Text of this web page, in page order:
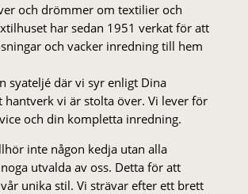
och drömmer om textilier och
har sedan 1951 verkat för att
och vacker inredning till hem
syateljé där vi syr enligt Dina
hantverk vi är stolta över. Vi lever för
och din kompletta inredning.
inte någon kedja utan alla
utvalda av oss. Detta för att
unika stil. Vi strä­var efter ett brett